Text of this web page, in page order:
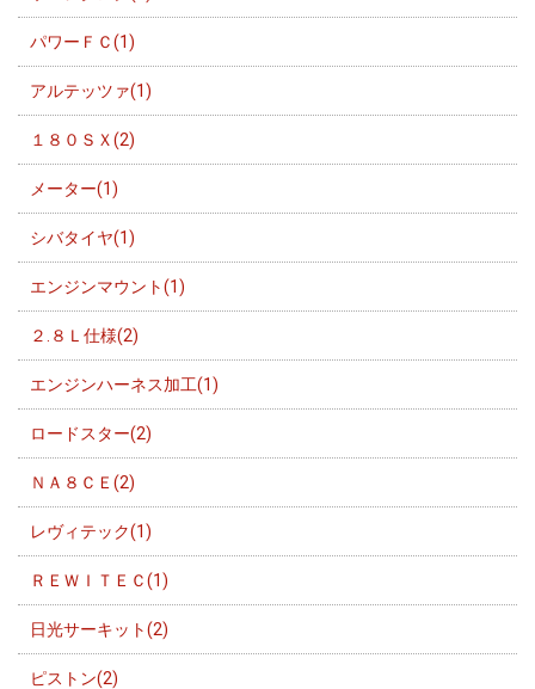
パワーＦＣ(1)
アルテッツァ(1)
１８０ＳＸ(2)
メーター(1)
シバタイヤ(1)
エンジンマウント(1)
２.８Ｌ仕様(2)
エンジンハーネス加工(1)
ロードスター(2)
ＮＡ８ＣＥ(2)
レヴィテック(1)
ＲＥＷＩＴＥＣ(1)
日光サーキット(2)
ピストン(2)